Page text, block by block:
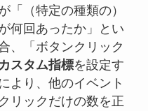
「（特定の種類の）
何回あったか」とい
、「ボタンクリック
スタム指標を設定す
より、他のイベント
リックだけの数を正